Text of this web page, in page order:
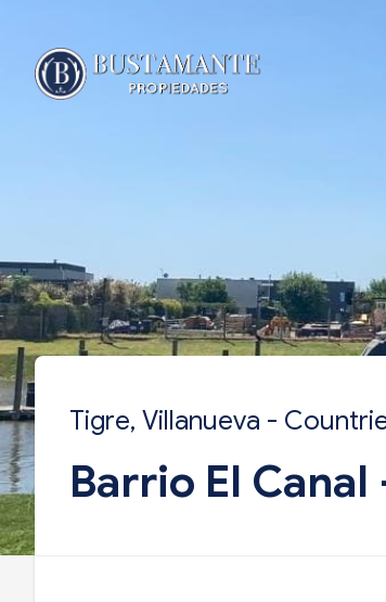
Tigre, Villanueva -
Barrio El